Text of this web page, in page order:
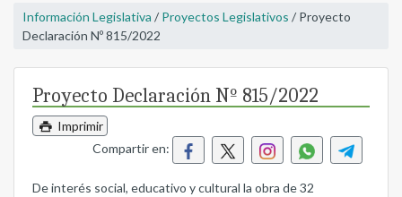
Información Legislativa / Proyectos Legislativos / Proyecto
Declaración Nº 815/2022
Proyecto Declaración Nº 815/2022
Imprimir
Compartir en:
De interés social, educativo y cultural la obra de 32